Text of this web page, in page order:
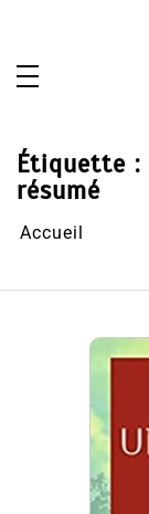
Étiquette :
résumé
Accueil